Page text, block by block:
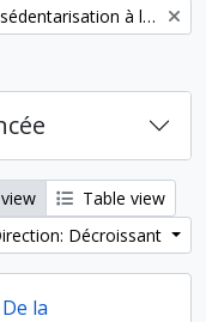
Jean-Paul Demoule. Trajectoires. De la sédentarisation à l'État
Table view
Décroissant
la